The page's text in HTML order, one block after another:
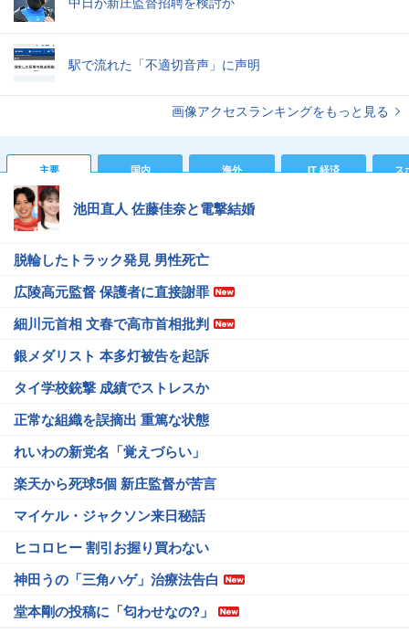
駅で流れた「不適切音声」に声明
画像アクセスランキングをもっと見る
主要 国内 海外 IT 経済 ス
池田直人 佐藤佳奈と電撃結婚
脱輪したトラック発見 男性死亡
広陵高元監督 保護者に直接謝罪
細川元首相 文春で高市首相批判
銀メダリスト 本多灯被告を起訴
タイ学校銃撃 成績でストレスか
正常な組織を誤摘出 重篤な状態
れいわの新党名「覚えづらい」
楽天から死球5個 新庄監督が苦言
マイケル・ジャクソン来日秘話
ヒコロヒー 割引お握り買わない
神田うの「三角ハゲ」治療法告白
堂本剛の投稿に「匂わせなの?」